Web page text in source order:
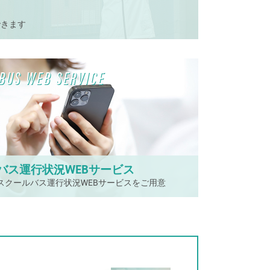
ます
ス運行状況WEBサービス
クールバス運行状況WEBサービスをご用意
WEB SERVICE